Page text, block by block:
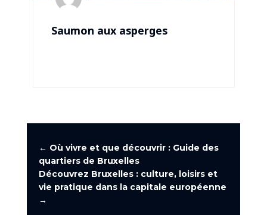
Saumon aux asperges
← Où vivre et que découvrir : Guide des
quartiers de Bruxelles
Découvrez Bruxelles : culture, loisirs et
vie pratique dans la capitale européenne
→